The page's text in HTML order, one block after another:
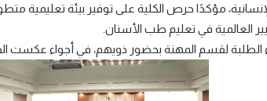
مؤكدًا حرص الكلية على توفير بيئة تعليمية
العالمية في تعليم طب الأسنان.
الطلبة لقسم المهنة بحضور ذويهم، في أجواء عكست